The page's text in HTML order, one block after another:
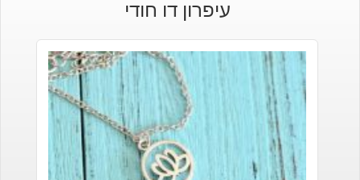
עיפרון דו חודי